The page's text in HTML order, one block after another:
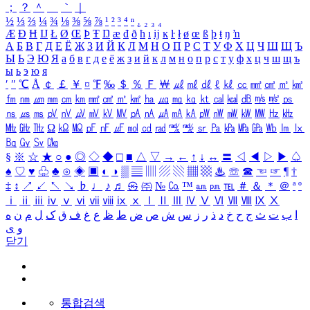
；
？ ＾ ｀
½ ⅓ ⅔ ¼ ¾ ⅛ ⅜ ⅝ ⅞ ¹ ² ³ ⁴ ⁿ ₁ ₂ ₃ ₄
Æ Ð Ħ Ĳ Ł Ø Œ Þ Ŧ Ŋ æ đ ð ħ ı ĳ ĸ ŀ ł ø œ ß þ ŧ ŋ ŉ
А Б В Г Д Е Ё Ж З И Й К Л М Н О П Р С Т У Ф Х Ц Ч Ш Щ Ъ
Ы Ь Э Ю Я а б в г д е ё ж з и й к л м н о п р с т у ф х ц ч ш щ ъ
ы ь э ю я
′ ″ ℃ Å ￠ ￡ ￥ ¤ ℉ ‰ ＄ ％ Ｆ ￦ ㎕ ㎖ ㎗ ℓ ㎘ ㏄ ㎣ ㎤ ㎥ ㎦
㎙ ㎚ ㎛ ㎜ ㎝ ㎞ ㎟ ㎠ ㎡ ㎢ ㏊ ㎍ ㎎ ㎏ ㏏ ㎈ ㎉ ㏈ ㎧ ㎨ ㎰
㎱ ㎲ ㎳ ㎴ ㎵ ㎶ ㎷ ㎸ ㎹ ㎀ ㎁ ㎂ ㎃ ㎄ ㎺ ㎻ ㎽ ㎾ ㎿ ㎐ ㎑
㎒ ㎓ ㎔ Ω ㏀ ㏁ ㎊ ㎋ ㎌ ㏖ ㏅ ㎭ ㎮ ㎯ ㏛ ㎩ ㎪ ㎫ ㎬ ㏝ ㏐
㏓
㏃ ㏉ ㏜ ㏆
§ ※ ☆ ★ ○ ● ◎ ◇ ◆ □ ■ △ ▽ → ← ↑ ↓ ↔ 〓 ◁ ◀ ▷ ▶ ♤
♠ ♡ ♥ ♧ ♣ ⊙ ◈ ▣ ◐ ◑ ▒ ▤ ▨ ▧ ▦ ▩ ♨ ☏ ☎ ☜ ☞ ¶ †
‡ ↕ ↗ ↙ ↖ ↘ ♭ ♩ ♪ ♬ ㉿ ㈜ № ㏇ ™ ㏂ ㏘ ℡ ＃ ＆ ＊ ＠ ª º
ⅰ
ⅱ ⅲ ⅳ ⅴ ⅵ ⅶ ⅷ ⅸ ⅹ Ⅳ Ⅴ Ⅵ Ⅶ Ⅷ Ⅸ Ⅹ
ب ت ث ج ح خ د ذ ر ز س ش ص ض ط ظ ع غ ف ق ک ل م ن ه
و ی
닫기
통합검색